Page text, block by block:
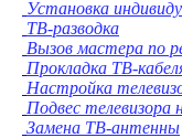
Установка
ТВ-разводка
Вызов мастера по
Прокладка ТВ-
Настройка
Подвес телевизора
Замена ТВ-антенны